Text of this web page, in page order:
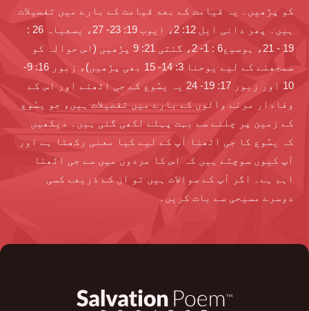
کو پڑھیں۔ یہ قیامت کے بعد قیامت کے بارے میں تفصیلات
ہیں۔ پھر دانی ایل 12: 2، ایوب 19: 23- 27، یسعیاہ 26 :
19 - 21، ہوسیع6 : 1- 2، گنتی 21: 9 پڑھیں (اس حوالہ کو
سمجھنے کے لیے یوحنا 3: 14- 15 بھی پڑھیں)، زبور 16: 9-
10 اور زبور 17: 19- 24 یہ یسُوع کے جی اٹھنے اور اس کے
وفادار مرنے والوں کے بارے میں تفصیلات ہیں، جو یسُوع
کے زمین پر چلنے سے بہت پہلے لکھی گئی ہیں۔ دیکھیں
کہ یسُوع کا جی اٹھنا آپ کے لیے کیا معنی رکھتا ہے اور
آپ کیوں سوچتے ہیں کہ اس کا مردوں میں سے جی اٹھنا
اہم ہے۔ اگر آپ کے سوالات ہیں تو ان کے ذریعے کسی
دوسرے مسیحی سے بات کریں۔